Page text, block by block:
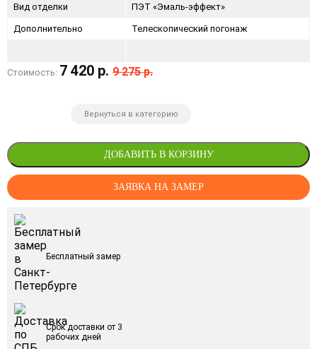
Вид отделки ПЭТ «Эмаль-эффект»
Дополнительно Телескопический погонаж
Стоимость: 7 420 р. 9 275 р.
Вернуться в категорию
ДОБАВИТЬ В КОРЗИНУ
ЗАЯВКА НА ЗАМЕР
Бесплатный замер
Срок доставки от 3
рабочих дней